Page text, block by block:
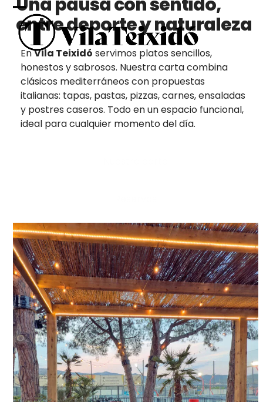
Skip
content
Open
mobile
menu
Close
mobile
menu
entre deporte y naturaleza
EnVila Teixidó servimos platos sencillos,
honestos y sabrosos. Nuestra carta combina
clásicos mediterráneos con propuestas
italianas: tapas, pastas, pizzas, carnes, ensaladas
y postres caseros. Todo en un espacio funcional,
ideal para cualquier momento del día.